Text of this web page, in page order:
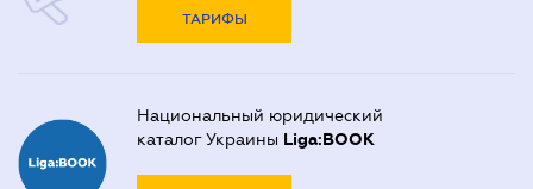
ТАРИФЫ
Национальный юридический
каталог Украины Liga:BOOK